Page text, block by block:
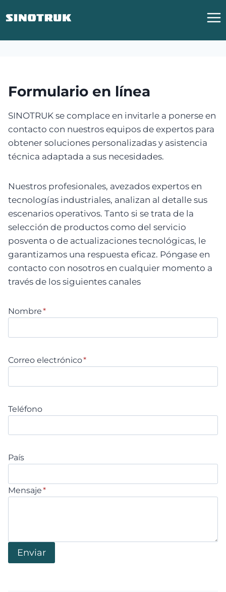
al
Formulario en línea
SINOTRUK se complace en invitarle a ponerse en
contacto con nuestros equipos de expertos para
obtener soluciones personalizadas y asistencia
técnica adaptada a sus necesidades.
Nuestros profesionales, avezados expertos en
tecnologías industriales, analizan al detalle sus
escenarios operativos. Tanto si se trata de la
selección de productos como del servicio
posventa o de actualizaciones tecnológicas, le
garantizamos una respuesta eficaz. Póngase en
contacto con nosotros en cualquier momento a
través de los siguientes canales
Nombre*
Correo electrónico*
Teléfono
País
Mensaje*
Enviar